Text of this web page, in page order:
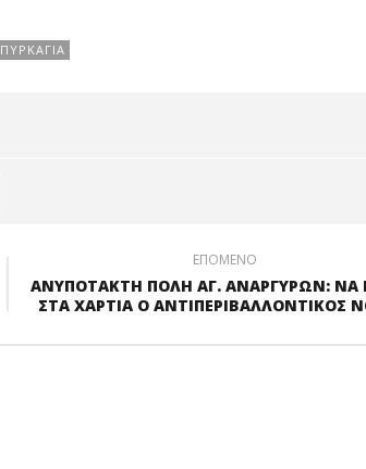
ΠΥΡΚΑΓΙΑ
ΕΠΟΜΕΝΟ
ΑΝΥΠΟΤΑΚΤΗ ΠΟΛΗ ΑΓ. ΑΝΑΡΓΥΡΩΝ: ΝΑ
ΣΤΑ ΧΑΡΤΙΑ Ο ΑΝΤΙΠΕΡΙΒΑΛΛΟΝΤΙΚΟΣ